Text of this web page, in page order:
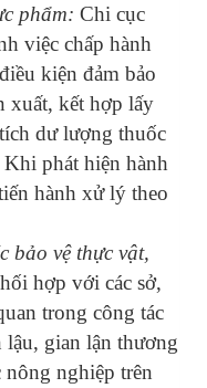
phẩm: Chi cục
việc chấp hành
kiện đảm bảo
xuất, kết hợp lấy
dư lượng thuốc
Khi phát hiện hành
hành xử lý theo
bảo vệ thực vật,
hối hợp với các sở,
trong công tác
lậu, gian lận thương
nghiệp trên